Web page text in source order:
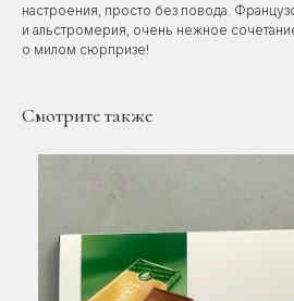
настроения, просто без повода.
и альстромерия, очень нежное
о милом сюрпризе!
Смотрите также